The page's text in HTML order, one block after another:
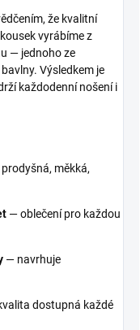
že kvalitní
vyrábíme z
— jednoho ze
Výsledkem je
každodenní nošení i
měkká,
— oblečení pro každou
— navrhuje
dostupná každé